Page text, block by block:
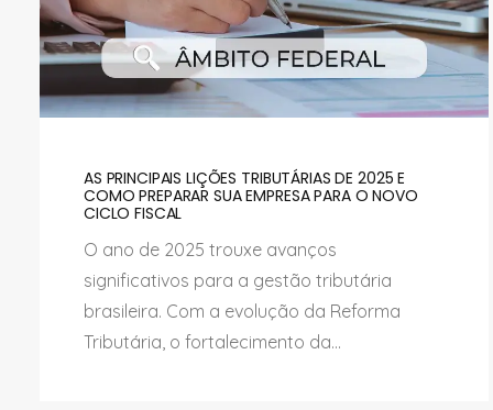
AS PRINCIPAIS LIÇÕES TRIBUTÁRIAS DE 2025 E
COMO PREPARAR SUA EMPRESA PARA O NOVO
CICLO FISCAL
O ano de 2025 trouxe avanços
significativos para a gestão tributária
brasileira. Com a evolução da Reforma
Tributária, o fortalecimento da...